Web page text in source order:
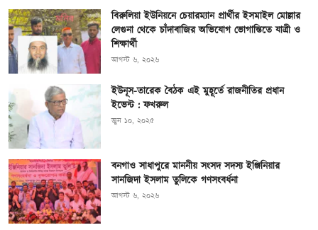
বিরুলিয়া ইউনিয়নে চেয়ারম্যান প্রার্থীর ইসমাইল মোল্লার
লেগুনা থেকে চাঁদাবাজির অভিযোগ ভোগান্তিতে যাত্রী ও
শিক্ষার্থী
আগস্ট ৬, ২০২৬
ইউনূস-তারেক বৈঠক এই মুহূর্তে রাজনীতির প্রধান
ইভেন্ট : ফখরুল
জুন ১০, ২০২৫
বনগাও সাধাপুরে মাননীয় সংসদ সদস্য ইঞ্জিনিয়ার
সানজিদা ইসলাম তুলিকে গণসংবর্ধনা
আগস্ট ৬, ২০২৬